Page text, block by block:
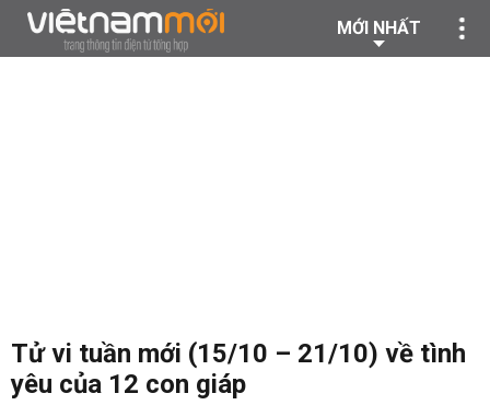
MỚI NHẤT
Tử vi tuần mới (15/10 – 21/10) về tình
yêu của 12 con giáp